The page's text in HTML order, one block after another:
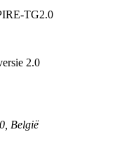
TG2.0
2.0
België